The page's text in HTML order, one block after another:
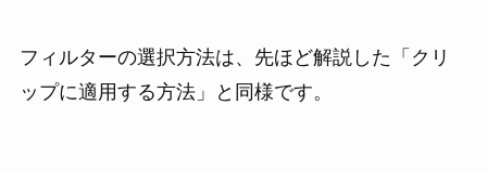
フィルターの選択方法は、先ほど解説した「クリ
ップに適用する方法」と同様です。